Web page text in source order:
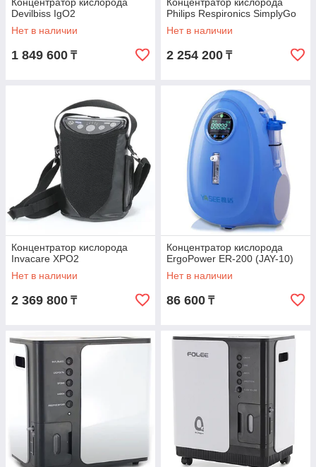
Devilbiss IgO2
Нет в наличии
1 849 600 ₸
Philips Respironics SimplyGo
Нет в наличии
2 254 200 ₸
Концентратор кислорода
Invacare XPO2
Нет в наличии
2 369 800 ₸
Концентратор кислорода
ErgoPower ER-200 (JAY-10)
Нет в наличии
86 600 ₸